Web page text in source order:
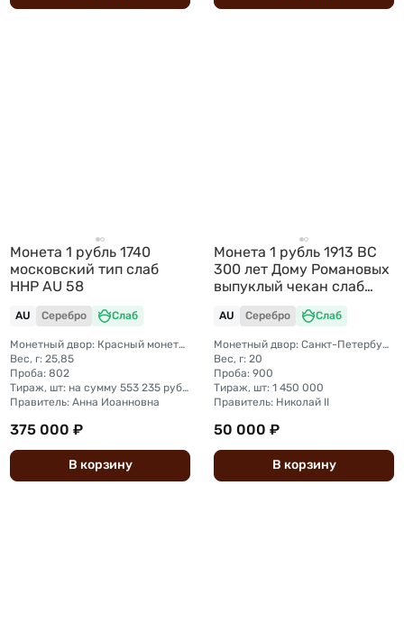
Монета 1 рубль 1740
московский тип слаб
ННР AU 58
AU Серебро Слаб
Монетный двор: Красный монетный двор (Москва)
Вес, г: 25,85
Проба: 802
Тираж, шт: на сумму 553 235 рублей (рубль + полтина + полуполтинник)
Правитель: Анна Иоанновна
375 000 ₽
В корзину
Монета 1 рубль 1913 ВС
300 лет Дому Романовых
выпуклый чекан слаб
ННР AU 55
AU Серебро Слаб
Монетный двор: Санкт-Петербургский монетный двор
Вес, г: 20
Проба: 900
Тираж, шт: 1 450 000
Правитель: Николай II
50 000 ₽
В корзину